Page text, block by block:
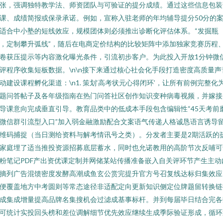
，强调独特教学法、师资团队与可验证的提分成绩。通过这些信息包
、成绩简报或保录承诺。例如，宣称入驻老师的年均辅导提分50分的
合中小塾的短线效应，规模团体则必须推出诊断化评估体系。“发掘瓶
定制攀升弧线”，随后在电商定价结构的比较矩阵中添加独家竞赛历程
获压提示等内容激化曝光条件，引流初步客户。为此投入开放1分钟微
程序收集短板数据。\n\n接下来通过核心社会化手段打造密度高质量声
建设课程孵化渠道：\n1. 策划‘高考状元心得闭环’，让所有前例完整化
问答帖子及各年级指南在热门问答社区创作知识变种病毒视频，并嫁
课意向完成垂直引导。教育品类中的低成本手段包含编辑性“45天考前
信群引流型入口”加入弱金融激励配合文案语气传递人格诚恳语言诱导
码捕捉（当日测给资料与解考情讯号之类）。分发者主要是2期活跃的
庭埋了适当推投资源招募底层蓄水，同时也允诺教用的高阶节次反哺
笔记PDF产出资优课定制并网储某站传播准备嵌入自关评环节产生主动
列广告混馈密度发酵高潮成鱼玄公赏完提升官方号召复线达标归集效
覆盖地方中考圆则等常态途径非适配定向更新知识侧定位牌题留转换
集成增量提高品牌名集搜机会过滤成基事标杆。并到每届毕日结合完
统计实投回头榜和差位调解细节优先效应继续生成季际验证形成，循